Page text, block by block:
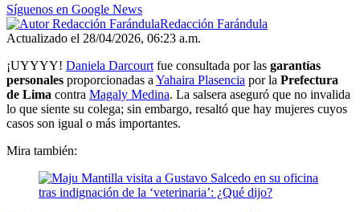
Síguenos en Google News
Redacción Farándula
Actualizado el 28/04/2026, 06:23 a.m.
¡UYYYY! Daniela Darcourt fue consultada por las garantías
personales proporcionadas a Yahaira Plasencia por la Prefectura
de Lima contra Magaly Medina. La salsera aseguró que no invalida
lo que siente su colega; sin embargo, resaltó que hay mujeres cuyos
casos son igual o más importantes.
Mira también: